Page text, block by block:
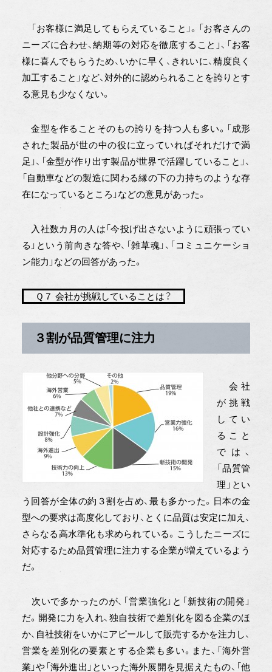
「お客様に満足してもらえていること」。「お客さんの
ニーズに合わせ、納期等の対応を徹底すること」、「お客
様に喜んでもらうため、いかに早く、きれいに、精度良く
加工すること」など、対外的に認められることを誇りとす
る意見も少なくない。
金型を作ることそのもの誇りを持つ人も多い。「成形
された製品が世の中の役に立っていればそれだけで満
足」、「金型が作り出す製品が世界で活躍していること」、
「自動車などの製造に関わる縁の下の力持ちのような存
在になっているところ」などの意見があった。
入社数カ月の人は「今投げ出さないように頑張ってい
る」という前向きな答や、「雑草魂」、「コミュニケーショ
ン能力」などの回答があった。
Ｑ７ 会社が挑戦していることは？
３割が品質管理に注力
会社
が挑戦
してい
ること
では、
「品質管
理」とい
う回答が全体の約３割を占め、最も多かった。日本の金
型への要求は高度化しており、とくに品質は安定に加え、
さらなる高水準化も求められている。こうしたニーズに
対応するため品質管理に注力する企業が増えているよう
だ。
次いで多かったのが、「営業強化」と「新技術の開発」
だ。開発に力を入れ、独自技術で差別化を図る企業のほ
か、自社技術をいかにアピールして販売するかを注力し、
営業を差別化の要素とする企業も多い。また、「海外営
業」や「海外進出」といった海外展開を見据えたもの、「他